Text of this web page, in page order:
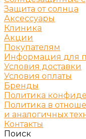
Защита от солнца
Аксессуары
Клиника
Акции
Покупателям
Информация для
Условия доставки
Условия оплаты
Бренды
Политика
Политика в
и аналогичных
Контакты
Поиск